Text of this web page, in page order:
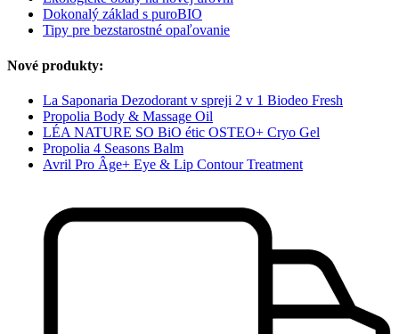
Dokonalý základ s puroBIO
Tipy pre bezstarostné opaľovanie
Nové produkty:
La Saponaria Dezodorant v spreji 2 v 1 Biodeo Fresh
Propolia Body & Massage Oil
LÉA NATURE SO BiO étic OSTEO+ Cryo Gel
Propolia 4 Seasons Balm
Avril Pro Âge+ Eye & Lip Contour Treatment